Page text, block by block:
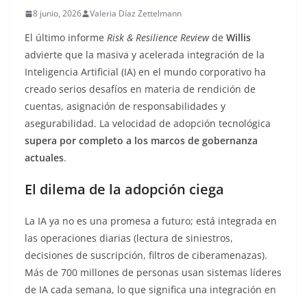
8 junio, 2026 Valeria Díaz Zettelmann
El último informe Risk & Resilience Reviewde Willis
advierte que la masiva y acelerada integración de la
Inteligencia Artificial (IA) en el mundo corporativo ha
creado serios desafíos en materia de rendición de
cuentas, asignación de responsabilidades y
asegurabilidad. La velocidad de adopción tecnológica
supera por completo a los marcos de gobernanza
actuales.
El dilema de la adopción ciega
La IA ya no es una promesa a futuro; está integrada en
las operaciones diarias (lectura de siniestros,
decisiones de suscripción, filtros de ciberamenazas).
Más de 700 millones de personas usan sistemas líderes
de IA cada semana, lo que significa una integración en